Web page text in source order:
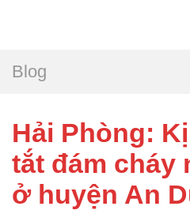
Blog
Hải Phòng:
tắt đám cháy
ở huyện An